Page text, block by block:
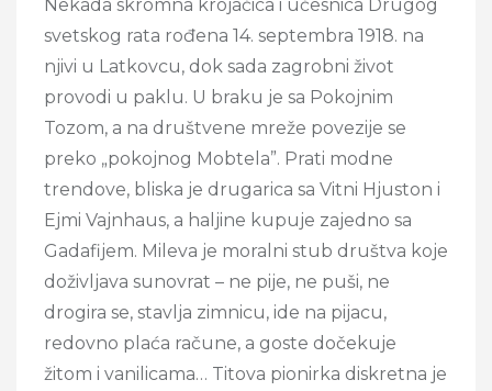
Nekada skromna krojačica i učesnica Drugog
svetskog rata rođena 14. septembra 1918. na
njivi u Latkovcu, dok sada zagrobni život
provodi u paklu. U braku je sa Pokojnim
Tozom, a na društvene mreže povezije se
preko „pokojnog Mobtela”. Prati modne
trendove, bliska je drugarica sa Vitni Hjuston i
Ejmi Vajnhaus, a haljine kupuje zajedno sa
Gadafijem. Mileva je moralni stub društva koje
doživljava sunovrat – ne pije, ne puši, ne
drogira se, stavlja zimnicu, ide na pijacu,
redovno plaća račune, a goste dočekuje
žitom i vanilicama… Titova pionirka diskretna je